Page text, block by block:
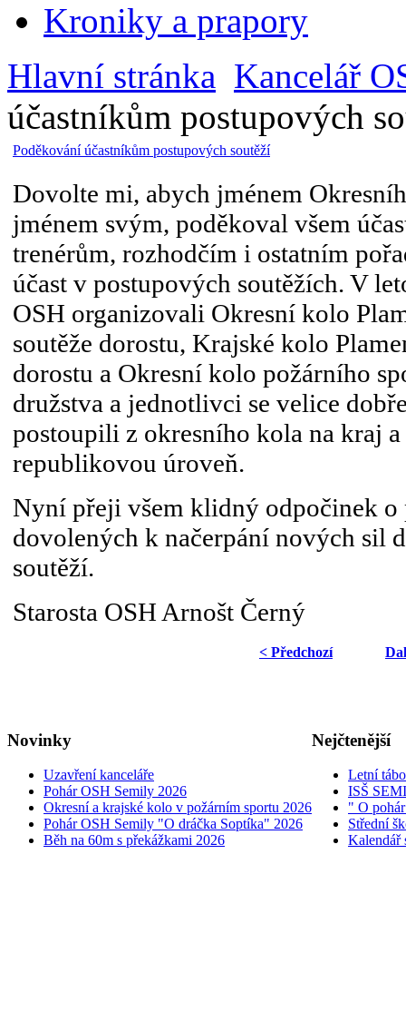
Kroniky a prapory
Hlavní stránka Kancelář
účastníkům postupových
Poděkování účastníkům postupových soutěží
Dovolte mi, abych jménem
jménem svým, poděkoval všem
trenérům, rozhodčím i ostatním
účast v postupových soutěžích. V
OSH organizovali Okresní kolo
soutěže dorostu, Krajské kolo
dorostu a Okresní kolo požárního
družstva a jednotlivci se velice
postoupili z okresního kola na kraj
republikovou úroveň.
Nyní přeji všem klidný odpočinek o
dovolených k načerpání nových sil
soutěží.
Starosta OSH Arnošt Černý
< Předchozí
Novinky
Uzavření kanceláře
Pohár OSH Semily 2026
Okresní a krajské kolo v požárním sportu 2026
Pohár OSH Semily "O dráčka Soptíka" 2026
Běh na 60m s překážkami 2026
Nejčtenější
Letní
ISŠ
" O
Střední
Kalendář